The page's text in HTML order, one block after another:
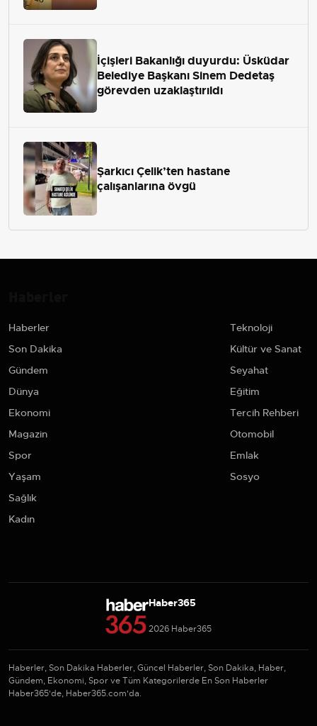
İçişleri Bakanlığı duyurdu: Üsküdar
Belediye Başkanı Sinem Dedetaş
görevden uzaklaştırıldı
Şarkıcı Çelik’ten hastane
çalışanlarına övgü
Haberler
Son Dakika
Gündem
Dünya
Ekonomi
Magazin
Spor
Yaşam
Sağlık
Kadın
Teknoloji
Kültür ve Sanat
Seyahat
Eğitim
Tercih Rehberi
Otomobil
Emlak
Sosyo
Haber365
2026 Haber365
Haberler, Son Dakika Haberler, Güncel Haberler, Son Dakika, Haber,
Gündem, Ekonomi, Spor ve Tüm Kategorilerde En Son Haberler
Haber365'de, Haber365.com'da.